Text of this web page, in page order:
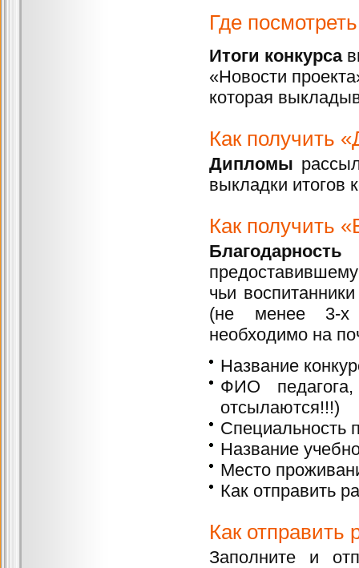
Где
Итоги конкурса
«Новости
которая
Как получить
Дипломы
выкладки итогов
Как получить
Благодарность
чьи
(не менее 3-х
необходимо на
Название
ФИО
отсылаются!!!)
Специальность
Название
Место
Как отправить
Как отправить
Заполните и